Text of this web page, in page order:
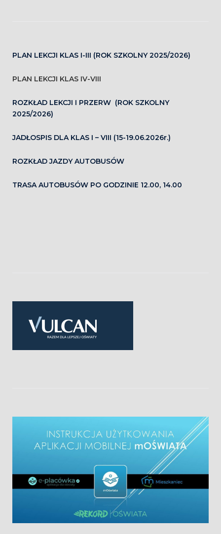
PLAN LEKCJI KLAS I-III (ROK SZKOLNY 2025/2026)
PLAN LEKCJI KLAS IV-VIII
ROZKŁAD LEKCJI I PRZERW (ROK SZKOLNY
2025/2026)
JADŁOSPIS DLA KLAS I – VIII (15-19.06.2026r.)
ROZKŁAD JAZDY AUTOBUSÓW
TRASA AUTOBUSÓW PO GODZINIE 12.00, 14.00